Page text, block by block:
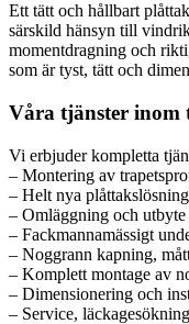
Ett tätt och hållbart
särskild hänsyn till
momentdragning och
som är tyst, tätt och
Våra tjänster inom
Vi erbjuder kompletta
– Montering av
– Helt nya
– Omläggning och utbyte
– Fackmannamässigt
– Noggrann kapning,
– Komplett montage av
– Dimensionering och
– Service,